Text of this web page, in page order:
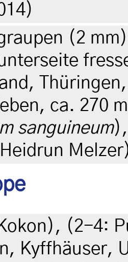
(2
ca. 270
sanguineum
), (2-4:
Kyffhäuser,